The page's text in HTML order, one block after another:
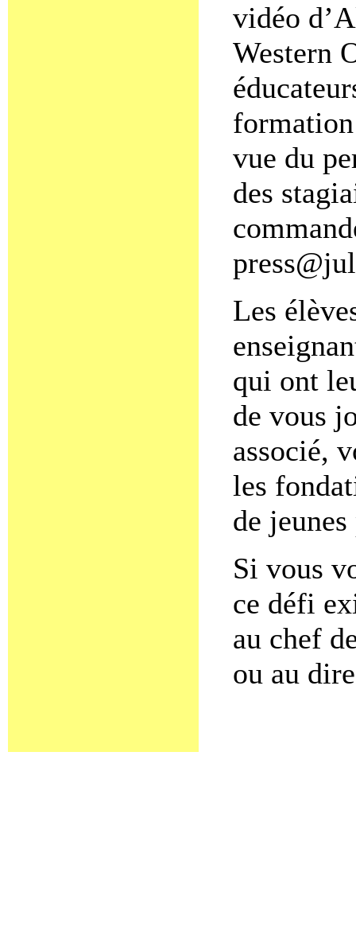
vidéo
Western
vue du
des
Les
qui ont
de vous
associé,
les
de
Si vous
ce défi
au chef
ou au